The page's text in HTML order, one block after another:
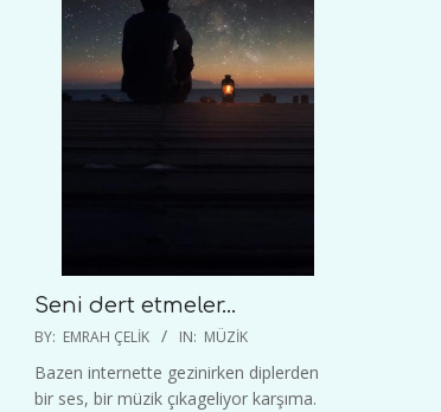
Seni dert etmeler…
2021-
18
BY: EMRAH ÇELIK IN: MÜZIK
Bazen internette gezinirken diplerden
bir ses, bir müzik çıkageliyor karşıma.